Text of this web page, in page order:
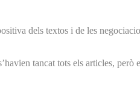
dels textos i de les
tancat tots els articles,